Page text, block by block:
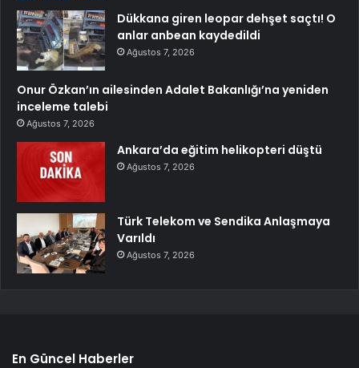
Dükkana giren leopar dehşet saçtı! O
anlar anbean kaydedildi
Ağustos 7, 2026
Onur Özkan’ın ailesinden Adalet Bakanlığı’na yeniden
inceleme talebi
Ağustos 7, 2026
Ankara’da eğitim helikopteri düştü
Ağustos 7, 2026
Türk Telekom ve Sendika Anlaşmaya
Varıldı
Ağustos 7, 2026
En Güncel Haberler